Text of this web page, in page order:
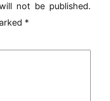
not be published.
*